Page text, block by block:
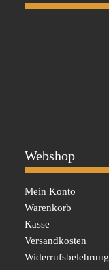
Webshop
Mein Konto
Warenkorb
Kasse
Versandkosten
Widerrufsbelehrung